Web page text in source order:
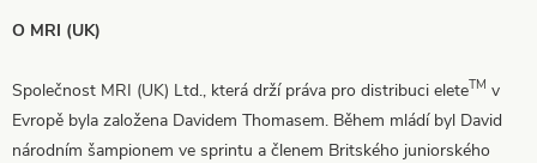
O MRI (UK)
Společnost MRI (UK) Ltd., která drží práva pro distribuci eleteTM v
Evropě byla založena Davidem Thomasem. Během mládí byl David
národním šampionem ve sprintu a členem Britského juniorského